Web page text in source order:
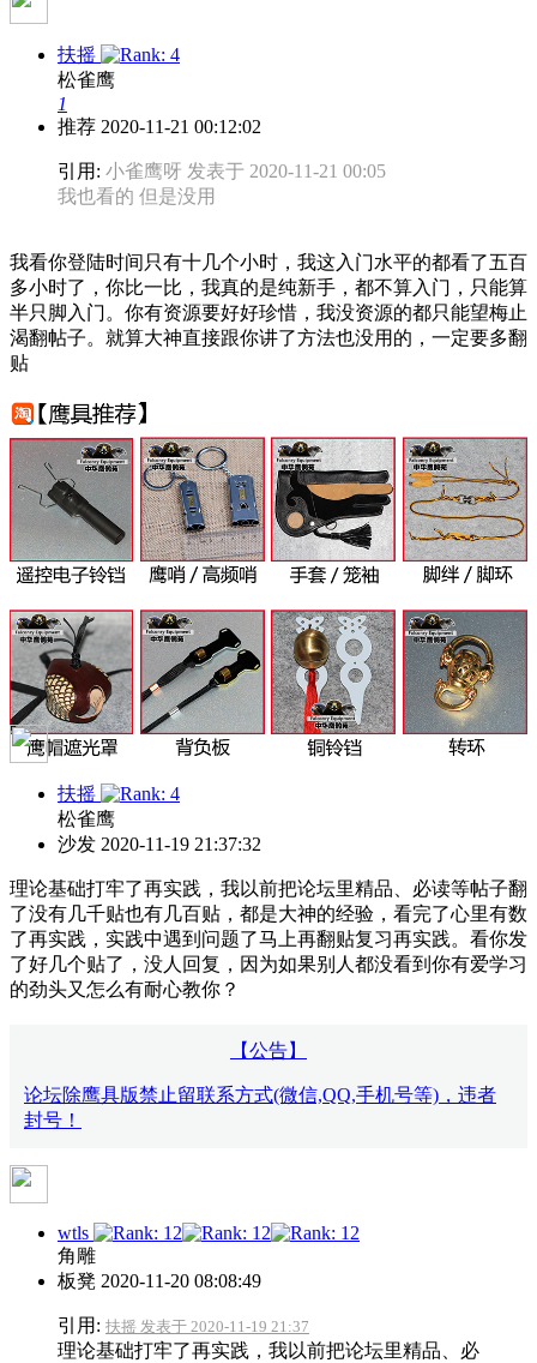
扶摇
松雀鹰
1
推荐 2020-11-21 00:12:02
引用: 小雀鹰呀 发表于 2020-11-21 00:05
我也看的 但是没用
我看你登陆时间只有十几个小时，我这入门水平的都看了五百
多小时了，你比一比，我真的是纯新手，都不算入门，只能算
半只脚入门。你有资源要好好珍惜，我没资源的都只能望梅止
渴翻帖子。就算大神直接跟你讲了方法也没用的，一定要多翻
贴
扶摇
松雀鹰
沙发 2020-11-19 21:37:32
理论基础打牢了再实践，我以前把论坛里精品、必读等帖子翻
了没有几千贴也有几百贴，都是大神的经验，看完了心里有数
了再实践，实践中遇到问题了马上再翻贴复习再实践。看你发
了好几个贴了，没人回复，因为如果别人都没看到你有爱学习
的劲头又怎么有耐心教你？
【公告】
论坛除鹰具版禁止留联系方式(微信,QQ,手机号等)，违者
封号！
wtls
角雕
板凳 2020-11-20 08:08:49
引用: 扶摇 发表于 2020-11-19 21:37
理论基础打牢了再实践，我以前把论坛里精品、必